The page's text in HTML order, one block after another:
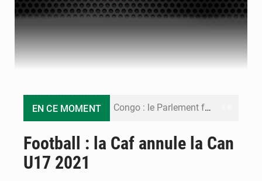
EN CE MOMENT Congo : le Parlement formule 28 recommandations sur le Cadre budgétaire 2027-2029
Football : la Caf annule la Can
U17 2021